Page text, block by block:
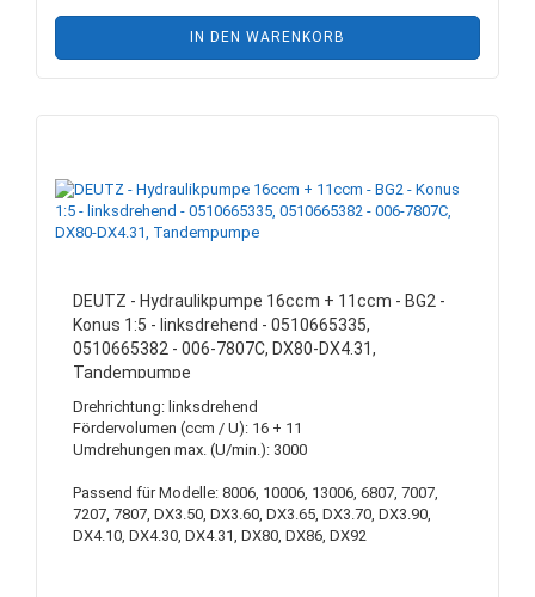
IN DEN WARENKORB
DEUTZ - Hydraulikpumpe 16ccm + 11ccm - BG2 -
Konus 1:5 - linksdrehend - 0510665335,
0510665382 - 006-7807C, DX80-DX4.31,
Tandempumpe
Drehrichtung: linksdrehend
Fördervolumen (ccm / U): 16 + 11
Umdrehungen max. (U/min.): 3000
Passend für Modelle: 8006, 10006, 13006, 6807, 7007,
7207, 7807, DX3.50, DX3.60, DX3.65, DX3.70, DX3.90,
DX4.10, DX4.30, DX4.31, DX80, DX86, DX92